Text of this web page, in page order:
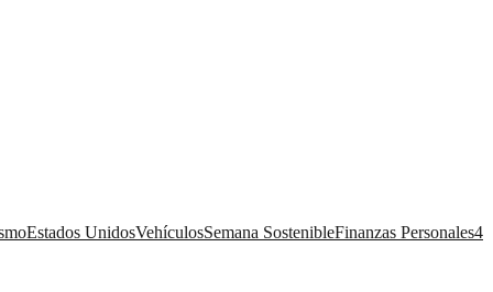
Estados UnidosVehículosSemana SostenibleFinanzas Personales4